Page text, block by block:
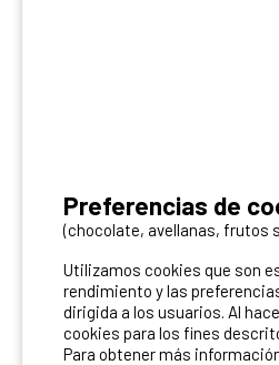
Puedes difundirlo en
Contacto
Preferencias de
(chocolate, avellanas, frutos
Utilizamos cookies que son
rendimiento y las
dirigida a los usuarios. Al
cookies para los fines
Para obtener más